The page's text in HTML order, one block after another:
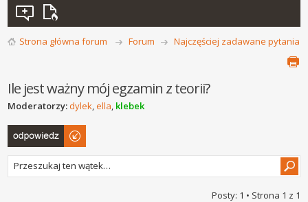
Strona główna forum Forum Najczęściej zadawane pytania
Ile jest ważny mój egzamin z teorii?
Moderatorzy:dylek,ella, klebek
Odpowiedz
Posty: 1 • Strona 1 z 1